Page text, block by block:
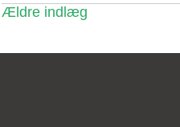
til
Ældre indlæg